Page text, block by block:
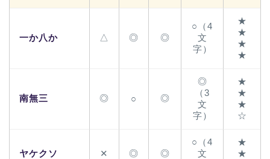
一か八か △ ◎ ◎
○（4
文
字）
★
★
★
★
南無三 ◎ ○ ◎
◎
（3
文
字）
★
★
★
☆
ヤケクソ ✕ ◎ ◎
○（4
文
★
★